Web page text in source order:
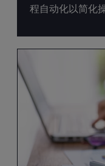
程自动化以简化操